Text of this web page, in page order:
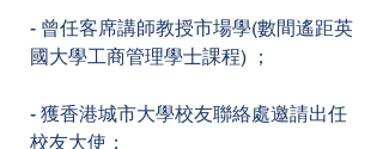
- 曾任客席講師教授市場學(數間遙距英
國大學工商管理學士課程) ；
- 獲香港城市大學校友聯絡處邀請出任
校友大使；